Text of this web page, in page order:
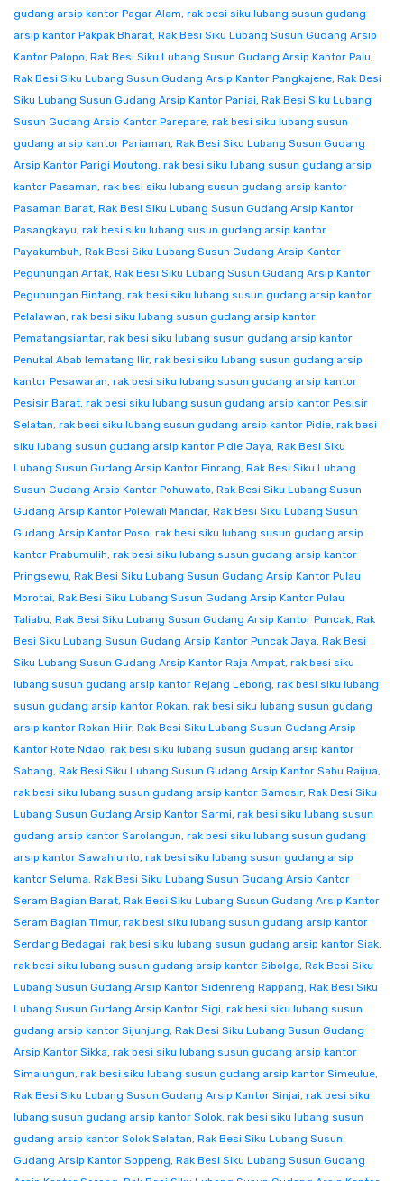
gudang arsip kantor Pagar Alam, rak besi siku lubang susun gudang
arsip kantor Pakpak Bharat, Rak Besi Siku Lubang Susun Gudang Arsip
Kantor Palopo, Rak Besi Siku Lubang Susun Gudang Arsip Kantor Palu,
Rak Besi Siku Lubang Susun Gudang Arsip Kantor Pangkajene, Rak Besi
Siku Lubang Susun Gudang Arsip Kantor Paniai, Rak Besi Siku Lubang
Susun Gudang Arsip Kantor Parepare, rak besi siku lubang susun
gudang arsip kantor Pariaman, Rak Besi Siku Lubang Susun Gudang
Arsip Kantor Parigi Moutong, rak besi siku lubang susun gudang arsip
kantor Pasaman, rak besi siku lubang susun gudang arsip kantor
Pasaman Barat, Rak Besi Siku Lubang Susun Gudang Arsip Kantor
Pasangkayu, rak besi siku lubang susun gudang arsip kantor
Payakumbuh, Rak Besi Siku Lubang Susun Gudang Arsip Kantor
Pegunungan Arfak, Rak Besi Siku Lubang Susun Gudang Arsip Kantor
Pegunungan Bintang, rak besi siku lubang susun gudang arsip kantor
Pelalawan, rak besi siku lubang susun gudang arsip kantor
Pematangsiantar, rak besi siku lubang susun gudang arsip kantor
Penukal Abab lematang Ilir, rak besi siku lubang susun gudang arsip
kantor Pesawaran, rak besi siku lubang susun gudang arsip kantor
Pesisir Barat, rak besi siku lubang susun gudang arsip kantor Pesisir
Selatan, rak besi siku lubang susun gudang arsip kantor Pidie, rak besi
siku lubang susun gudang arsip kantor Pidie Jaya, Rak Besi Siku
Lubang Susun Gudang Arsip Kantor Pinrang, Rak Besi Siku Lubang
Susun Gudang Arsip Kantor Pohuwato, Rak Besi Siku Lubang Susun
Gudang Arsip Kantor Polewali Mandar, Rak Besi Siku Lubang Susun
Gudang Arsip Kantor Poso, rak besi siku lubang susun gudang arsip
kantor Prabumulih, rak besi siku lubang susun gudang arsip kantor
Pringsewu, Rak Besi Siku Lubang Susun Gudang Arsip Kantor Pulau
Morotai, Rak Besi Siku Lubang Susun Gudang Arsip Kantor Pulau
Taliabu, Rak Besi Siku Lubang Susun Gudang Arsip Kantor Puncak, Rak
Besi Siku Lubang Susun Gudang Arsip Kantor Puncak Jaya, Rak Besi
Siku Lubang Susun Gudang Arsip Kantor Raja Ampat, rak besi siku
lubang susun gudang arsip kantor Rejang Lebong, rak besi siku lubang
susun gudang arsip kantor Rokan, rak besi siku lubang susun gudang
arsip kantor Rokan Hilir, Rak Besi Siku Lubang Susun Gudang Arsip
Kantor Rote Ndao, rak besi siku lubang susun gudang arsip kantor
Sabang, Rak Besi Siku Lubang Susun Gudang Arsip Kantor Sabu Raijua,
rak besi siku lubang susun gudang arsip kantor Samosir, Rak Besi Siku
Lubang Susun Gudang Arsip Kantor Sarmi, rak besi siku lubang susun
gudang arsip kantor Sarolangun, rak besi siku lubang susun gudang
arsip kantor Sawahlunto, rak besi siku lubang susun gudang arsip
kantor Seluma, Rak Besi Siku Lubang Susun Gudang Arsip Kantor
Seram Bagian Barat, Rak Besi Siku Lubang Susun Gudang Arsip Kantor
Seram Bagian Timur, rak besi siku lubang susun gudang arsip kantor
Serdang Bedagai, rak besi siku lubang susun gudang arsip kantor Siak,
rak besi siku lubang susun gudang arsip kantor Sibolga, Rak Besi Siku
Lubang Susun Gudang Arsip Kantor Sidenreng Rappang, Rak Besi Siku
Lubang Susun Gudang Arsip Kantor Sigi, rak besi siku lubang susun
gudang arsip kantor Sijunjung, Rak Besi Siku Lubang Susun Gudang
Arsip Kantor Sikka, rak besi siku lubang susun gudang arsip kantor
Simalungun, rak besi siku lubang susun gudang arsip kantor Simeulue,
Rak Besi Siku Lubang Susun Gudang Arsip Kantor Sinjai, rak besi siku
lubang susun gudang arsip kantor Solok, rak besi siku lubang susun
gudang arsip kantor Solok Selatan, Rak Besi Siku Lubang Susun
Gudang Arsip Kantor Soppeng, Rak Besi Siku Lubang Susun Gudang